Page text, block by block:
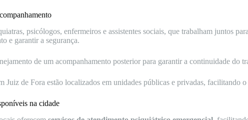
psicólogos, enfermeiros e assistentes sociais, que trabalham juntos
e garantir a segurança.
de um acompanhamento posterior para garantir a continuidade do
Juiz de Fora estão localizados em unidades públicas e privadas, facilitando
na cidade